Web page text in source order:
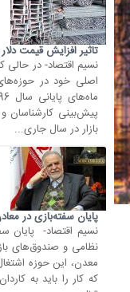
تاثیر افزایش قیمت
اصلی خود در
پیش‌بینی کارشناسان و
بازار در سال جاری...
پایان سفته‌با‌زی در
نسیم اقتصاد- پایان
نظامی و صندوق‌های
معدن، این حوزه
که کار را باید به